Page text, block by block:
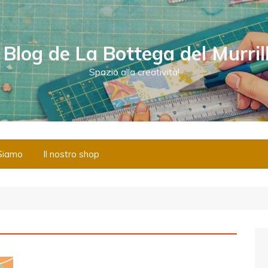
de La Bottega del
Spazio alla creatività!
Il nostro shop